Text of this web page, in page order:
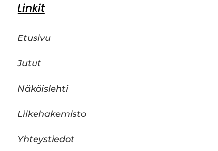
Linkit
Etusivu
Jutut
Näköislehti
Liikehakemisto
Yhteystiedot